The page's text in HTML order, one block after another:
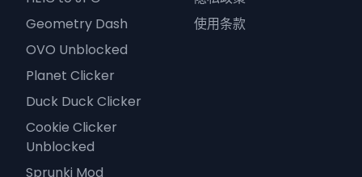
Geometry Dash
OVO Unblocked
Planet Clicker
Duck Duck Clicker
Cookie Clicker
Unblocked
Sprunki Mod
使用条款